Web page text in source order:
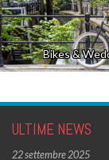
Bikes &
ULTIME NEWS
22 settembre 2025